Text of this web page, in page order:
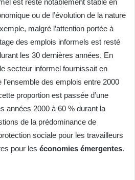
est resté notablement stable en
ou de l’évolution de la nature
malgré l’attention portée à
des emplois informels est resté
les 30 dernières années. En
secteur informel fournissait en
des emplois entre 2000
proportion est passée d’une
années 2000 à 60 % durant la
de la prédominance de
sociale pour les travailleurs
pour les économies émergentes.